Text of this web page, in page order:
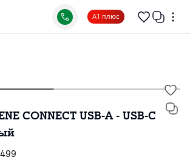
А1 плюс
CONNECT USB-A - USB-C